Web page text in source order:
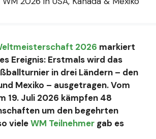
2026 markiert
Ereignis: Erstmals wird das
in drei Ländern – den
Mexiko – ausgetragen. Vom
19. Juli 2026 kämpfen 48
um den begehrten
vieleWM Teilnehmer gab es